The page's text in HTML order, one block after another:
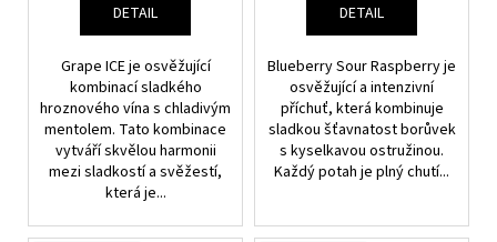
DETAIL
Grape ICE je osvěžující
kombinací sladkého
hroznového vína s chladivým
mentolem. Tato kombinace
vytváří skvělou harmonii
mezi sladkostí a svěžestí,
která je...
DETAIL
Blueberry Sour Raspberry je
osvěžující a intenzivní
příchuť, která kombinuje
sladkou šťavnatost borůvek
s kyselkavou ostružinou.
Každý potah je plný chutí...